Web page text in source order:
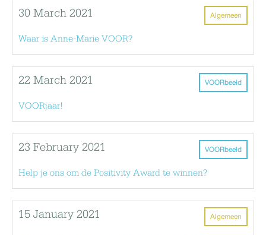
Algemeen
30 March 2021
Waar is Anne-Marie VOOR?
VOORbeeld
22 March 2021
VOORjaar!
VOORbeeld
23 February 2021
Help je ons om de Positivity Award te winnen?
Algemeen
15 January 2021